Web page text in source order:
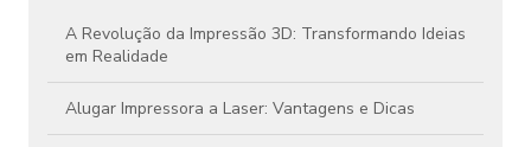
A Revolução da Impressão 3D: Transformando Ideias
em Realidade
Alugar Impressora a Laser: Vantagens e Dicas